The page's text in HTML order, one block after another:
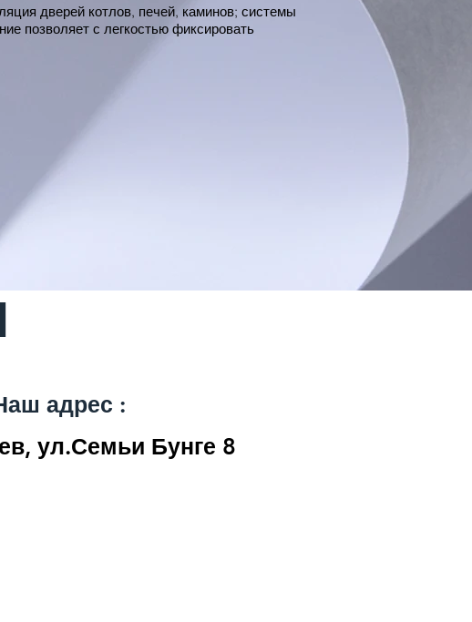
дверей котлов, печей, каминов; системы
позволяет с легкостью фиксировать
адрес :
ул.Семьи Бунге 8